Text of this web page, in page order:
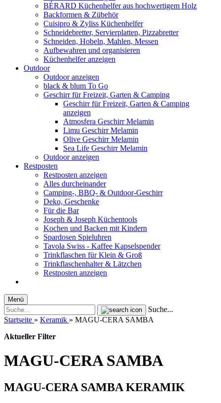
BÉRARD Küchenhelfer aus hochwertigem Holz
Backformen & Zübehör
Cuisipro & Zyliss Küchenhelfer
Schneidebretter, Servierplatten, Pizzabretter
Schneiden, Hobeln, Mahlen, Messen
Aufbewahren und organisieren
Küchenhelfer anzeigen
Outdoor
Outdoor anzeigen
black & blum To Go
Geschirr für Freizeit, Garten & Camping
Geschirr für Freizeit, Garten & Camping
anzeigen
Atmosfera Geschirr Melamin
Limu Geschirr Melamin
Olive Geschirr Melamin
Sea Life Geschirr Melamin
Outdoor anzeigen
Restposten
Restposten anzeigen
Alles durcheinander
Camping-, BBQ- & Outdoor-Geschirr
Deko, Geschenke
Für die Bar
Joseph & Joseph Küchentools
Kochen und Backen mit Kindern
Spardosen Spieluhren
Tavola Swiss - Kaffee Kapselspender
Trinkflaschen für Klein & Groß
Trinkflaschenhalter & Lätzchen
Restposten anzeigen
Menü
Suche...
Startseite » Keramik » MAGU-CERA SAMBA
Aktueller Filter
MAGU-CERA SAMBA
MAGU-CERA SAMBA KERAMIK